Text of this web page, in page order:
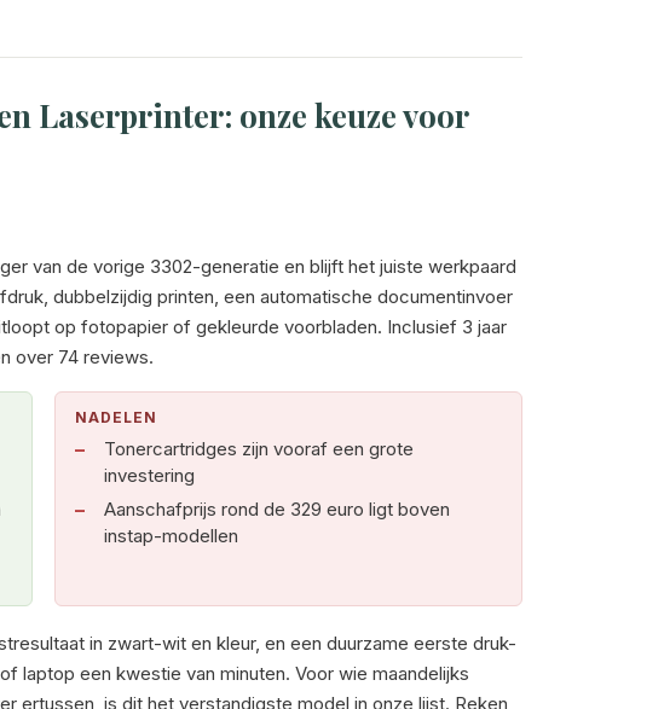
Laserprinter: onze keuze voor
van de vorige 3302-generatie en blijft het juiste werkpaard
dubbelzijdig printen, een automatische documentinvoer
op fotopapier of gekleurde voorbladen. Inclusief 3 jaar
over 74 reviews.
NADELEN
Tonercartridges zijn vooraf een grote
investering
Aanschafprijs rond de 329 euro ligt boven
instap-modellen
in zwart-wit en kleur, en een duurzame eerste druk-
laptop een kwestie van minuten. Voor wie maandelijks
ertussen, is dit het verstandigste model in onze lijst. Reken